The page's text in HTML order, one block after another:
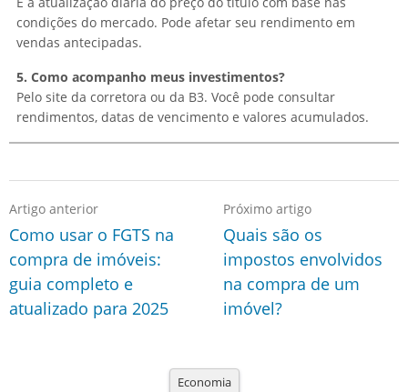
condições do mercado. Pode afetar seu rendimento em
vendas antecipadas.
5. Como acompanho meus investimentos?
Pelo site da corretora ou da B3. Você pode consultar
rendimentos, datas de vencimento e valores acumulados.
Artigo anterior
Como usar o FGTS na
compra de imóveis:
guia completo e
atualizado para 2025
Próximo artigo
Quais são os
impostos envolvidos
na compra de um
imóvel?
Economia